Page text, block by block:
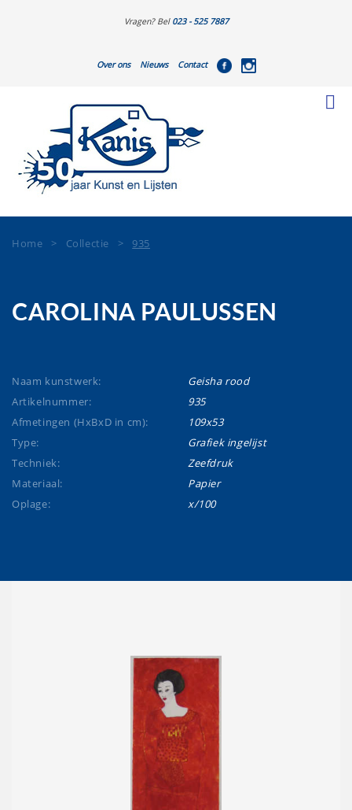
Vragen? Bel 023 - 525 7887
Over ons Nieuws Contact
Home > Collectie > 935
CAROLINA PAULUSSEN
Naam kunstwerk:
Geisha rood
Artikelnummer:
935
Afmetingen (HxBxD in cm):
109x53
Type:
Grafiek ingelijst
Techniek:
Zeefdruk
Materiaal:
Papier
Oplage:
x/100